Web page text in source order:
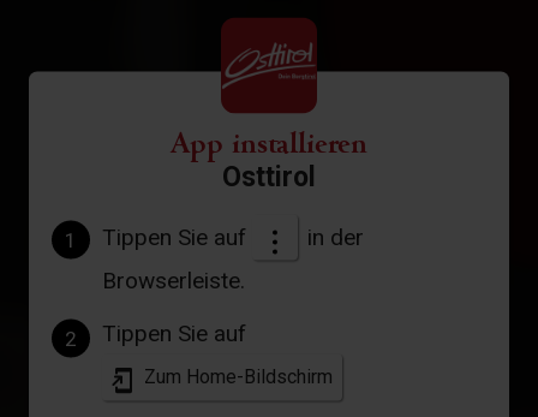
App installieren
Osttirol
1 Tippen Sie auf
in der
Browserleiste.
2 Tippen Sie auf
Zum Home-Bildschirm